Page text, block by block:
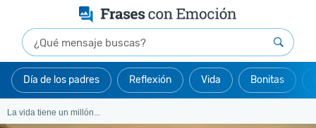
Día de los padres Reflexión Vida Bonitas
La vida tiene un millón...